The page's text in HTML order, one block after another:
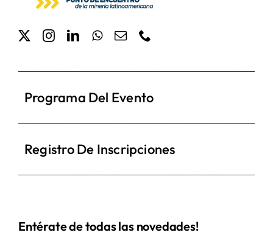
Programa Del Evento
Registro De Inscripciones
Entérate de todas las novedades!